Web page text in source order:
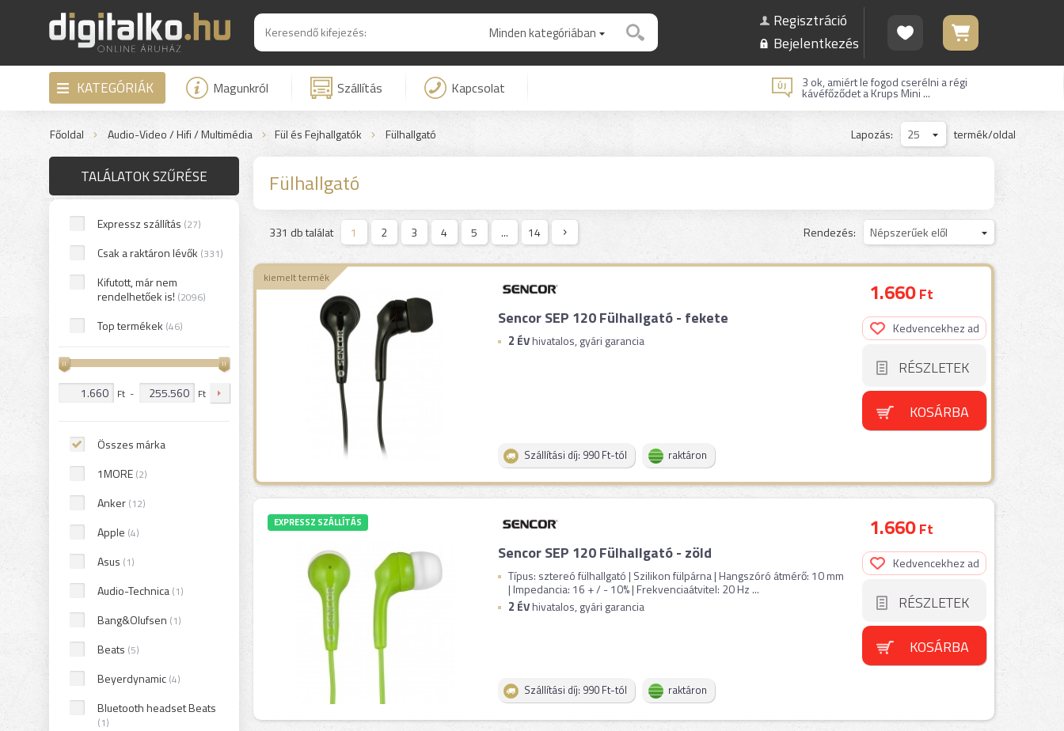
Minden kategóriában
Regisztráció
Bejelentkezés
KATEGÓRIÁK Magunkról Szállítás Kapcsolat 3 ok, amiért le fogod cserélni a régi
kávéfőződet a Krups Mini ...
Főoldal Audio-Video / Hifi / Multimédia Fül és Fejhallgatók Fülhallgató termék/oldal
25
Lapozás:
TALÁLATOK SZŰRÉSE
Expressz szállítás (27)
Csak a raktáron lévők (331)
Kifutott, már nem
rendelhetőek is! (2096)
Top termékek (46)
Ft - Ft
Összes márka
1MORE (2)
Anker (12)
Apple (4)
Asus (1)
Audio-Technica (1)
Bang&Olufsen (1)
Beats (5)
Beyerdynamic (4)
Bluetooth headset Beats
(1)
Fülhallgató
331 db találat 1 2 3 4 5 ... 14
> Népszerűek elől
Rendezés:
kiemelt termék
Sencor SEP 120 Fülhallgató - fekete
2 ÉVhivatalos, gyári garancia
Szállítási díj: 990 Ft-tól raktáron
1.660Ft
Kedvencekhez ad
RÉSZLETEK
KOSÁRBA
EXPRESSZ SZÁLLÍTÁS
Sencor SEP 120 Fülhallgató - zöld
Típus: sztereó fülhallgató | Szilikon fülpárna | Hangszóró átmérő: 10 mm
| Impedancia: 16 + / - 10% | Frekvenciaátvitel: 20 Hz ...
2 ÉVhivatalos, gyári garancia
Szállítási díj: 990 Ft-tól raktáron
1.660Ft
Kedvencekhez ad
RÉSZLETEK
KOSÁRBA